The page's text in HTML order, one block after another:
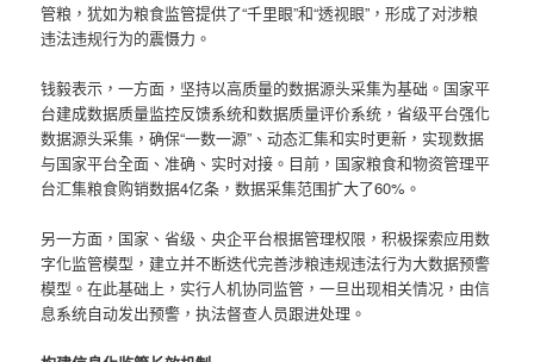
管粮，犹如为粮食监管提供了“千里眼”和“透视眼”，形成了对涉粮
违法违规行为的震慑力。
钱毅表示，一方面，坚持以高质量的数据源头采集为基础。国家平
台建成数据质量监控反馈系统和数据质量评价系统，省级平台强化
数据源头采集，确保“一数一源”、动态汇集和实时更新，实现数据
与国家平台全面、准确、实时对接。目前，国家粮食和物资管理平
台汇集粮食购销数据4亿条，数据采集范围扩大了60%。
另一方面，国家、省级、央企平台根据管理权限，积极探索应用数
字化监管模型，建立并不断迭代完善涉粮违规违法行为大数据预警
模型。在此基础上，实行人机协同监管，一旦出现相关情况，由信
息系统自动发出预警，执法督查人员跟进处理。